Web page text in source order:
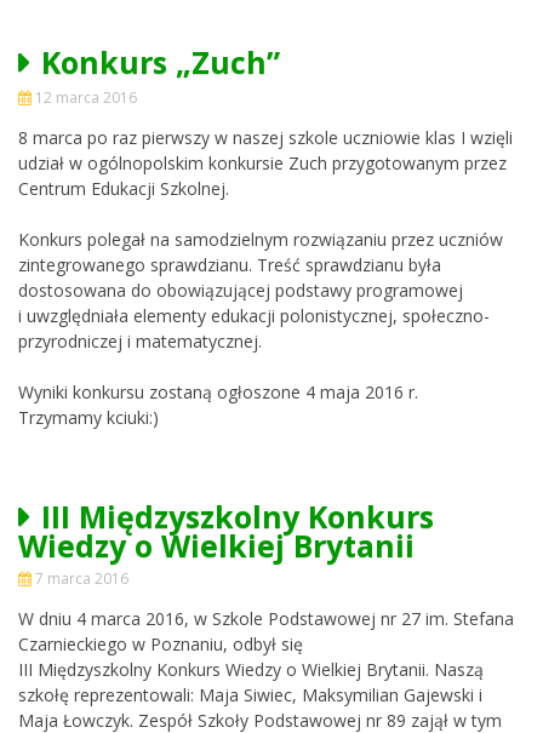
Konkurs „Zuch”
12 marca 2016
8 marca po raz pierwszy w naszej szkole uczniowie klas I wzięli
udział w ogólnopolskim konkursie Zuch przygotowanym przez
Centrum Edukacji Szkolnej.
Konkurs polegał na samodzielnym rozwiązaniu przez uczniów
zintegrowanego sprawdzianu. Treść sprawdzianu była
dostosowana do obowiązującej podstawy programowej
i uwzględniała elementy edukacji polonistycznej, społeczno-
przyrodniczej i matematycznej.
Wyniki konkursu zostaną ogłoszone 4 maja 2016 r.
Trzymamy kciuki:)
III Międzyszkolny Konkurs
Wiedzy o Wielkiej Brytanii
7 marca 2016
W dniu 4 marca 2016, w Szkole Podstawowej nr 27 im. Stefana
Czarnieckiego w Poznaniu, odbył się
III Międzyszkolny Konkurs Wiedzy o Wielkiej Brytanii. Naszą
szkołę reprezentowali: Maja Siwiec, Maksymilian Gajewski i
Maja Łowczyk. Zespół Szkoły Podstawowej nr 89 zajął w tym